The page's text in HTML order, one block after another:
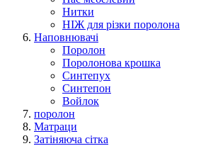
Нитки
НІЖ для різки поролона
Наповнювачі
Поролон
Поролонова крошка
Синтепух
Синтепон
Войлок
поролон
Матраци
Затіняюча сітка